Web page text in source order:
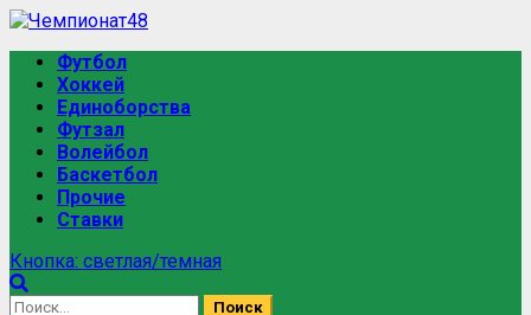
Перейти
содержимому
Основное
меню
Футбол
Хоккей
Единоборства
Футзал
Волейбол
Баскетбол
Прочие
Ставки
Кнопка: светлая/темная
Найти: